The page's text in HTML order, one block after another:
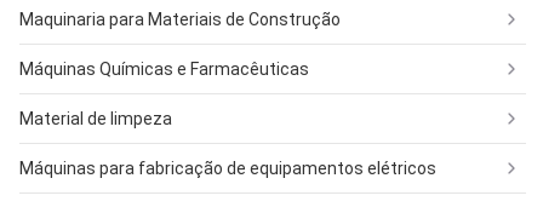
Maquinaria para Materiais de Construção
Máquinas Químicas e Farmacêuticas
Material de limpeza
Máquinas para fabricação de equipamentos elétricos